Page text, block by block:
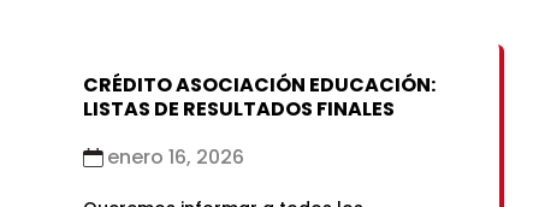
CRÉDITO ASOCIACIÓN EDUCACIÓN:
LISTAS DE RESULTADOS FINALES
enero 16, 2026